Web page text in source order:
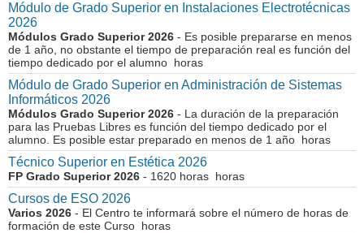
Módulo de Grado Superior en Instalaciones Electrotécnicas
2026
Módulos Grado Superior 2026 - Es posible prepararse en menos
de 1 año, no obstante el tiempo de preparación real es función del
tiempo dedicado por el alumno horas
Módulo de Grado Superior en Administración de Sistemas
Informáticos 2026
Módulos Grado Superior 2026 - La duración de la preparación
para las Pruebas Libres es función del tiempo dedicado por el
alumno. Es posible estar preparado en menos de 1 año horas
Técnico Superior en Estética 2026
FP Grado Superior 2026 - 1620 horas horas
Cursos de ESO 2026
Varios 2026 - El Centro te informará sobre el número de horas de
formación de este Curso horas